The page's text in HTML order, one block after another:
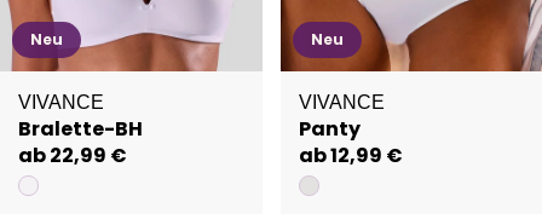
Neu
VIVANCE
Bralette-BH
ab 22,99 €
Neu
VIVANCE
Panty
ab 12,99 €